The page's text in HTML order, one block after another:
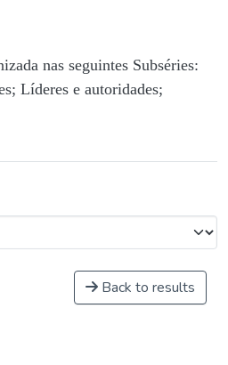
nas seguintes Subséries:
Líderes e autoridades;
Back to results